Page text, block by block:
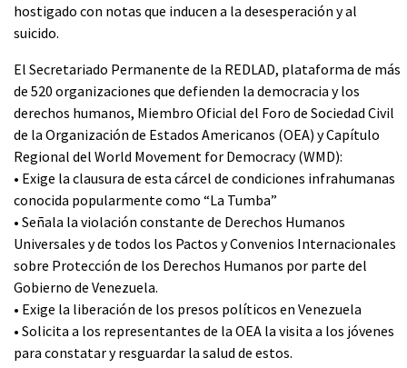
hostigado con notas que inducen a la desesperación y al
suicido.
El Secretariado Permanente de la REDLAD, plataforma de más
de 520 organizaciones que defienden la democracia y los
derechos humanos, Miembro Oficial del Foro de Sociedad Civil
de la Organización de Estados Americanos (OEA) y Capítulo
Regional del World Movement for Democracy (WMD):
• Exige la clausura de esta cárcel de condiciones infrahumanas
conocida popularmente como “La Tumba”
• Señala la violación constante de Derechos Humanos
Universales y de todos los Pactos y Convenios Internacionales
sobre Protección de los Derechos Humanos por parte del
Gobierno de Venezuela.
• Exige la liberación de los presos políticos en Venezuela
• Solicita a los representantes de la OEA la visita a los jóvenes
para constatar y resguardar la salud de estos.